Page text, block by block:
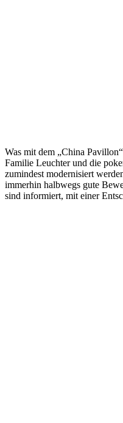
Was mit dem „China
Familie Leuchter und die
zumindest modernisiert
immerhin halbwegs gute
sind informiert, mit einer